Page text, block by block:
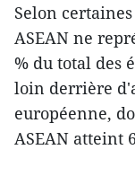
Selon
ASEAN ne
% du total des
loin derrière
européenne,
ASEAN atteint